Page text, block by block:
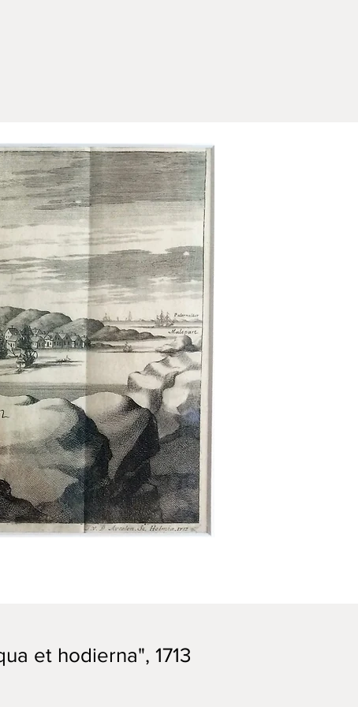
et hodierna", 1713